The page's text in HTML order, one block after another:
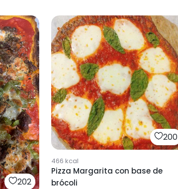
202
200
466 kcal
Pizza Margarita con base de
brócoli